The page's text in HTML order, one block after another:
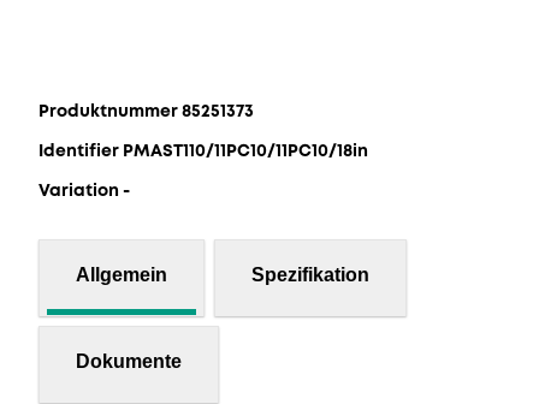
Produktnummer 85251373
Identifier PMAST110/11PC10/11PC10/18in
Variation -
Allgemein Spezifikation
Dokumente